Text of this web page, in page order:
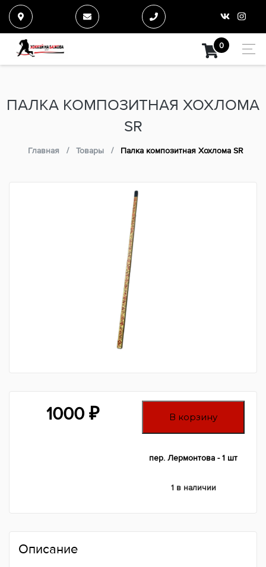
0
ПАЛКА КОМПОЗИТНАЯ ХОХЛОМА
SR
Главная Товары Палка композитная Хохлома SR
1000 ₽
1 в наличии
пер. Лермонтова - 1 шт
В корзину
Описание